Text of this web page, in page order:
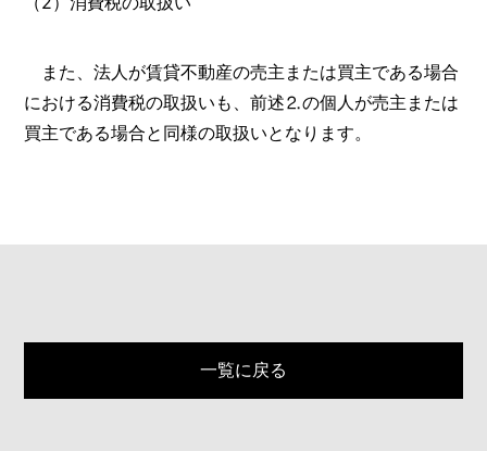
また、法人が賃貸不動産の売主または買主である場合
における消費税の取扱いも、前述⒉の個人が売主または
買主である場合と同様の取扱いとなります。
一覧に戻る